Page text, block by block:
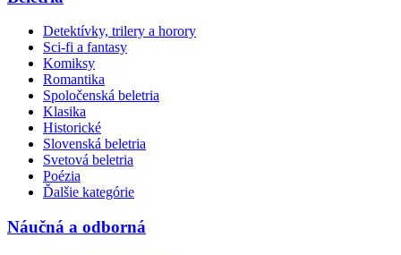
Detektívky, trilery a horory
Sci-fi a fantasy
Komiksy
Romantika
Spoločenská beletria
Klasika
Historické
Slovenská beletria
Svetová beletria
Poézia
Ďalšie kategórie
Náučná a odborná